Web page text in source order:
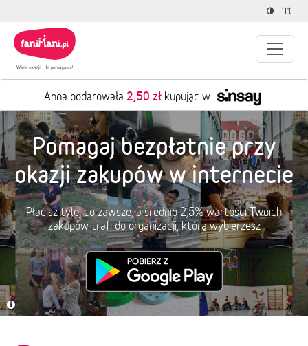
Anna podarowała 2,50 złkupując w
Pomagaj bezpłatnie przy
okazji zakupów w internecie
Płacisz tyle, co zawsze, a średnio 2,5% wartości Twoich
zakupów trafi do organizacji, którą wybierzesz